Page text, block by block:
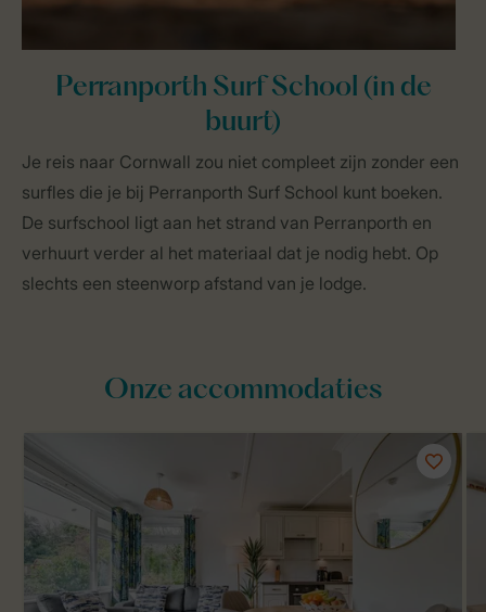
Perranporth Surf School (in de
buurt)
Je reis naar Cornwall zou niet compleet zijn zonder een
surfles die je bij Perranporth Surf School kunt boeken.
De surfschool ligt aan het strand van Perranporth en
verhuurt verder al het materiaal dat je nodig hebt. Op
slechts een steenworp afstand van je lodge.